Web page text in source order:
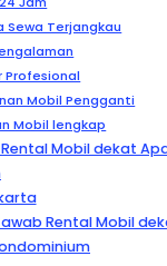
Sewa Terjangkau
Profesional
Mobil Pengganti
Mobil lengkap
Mobil dekat
Rental Mobil